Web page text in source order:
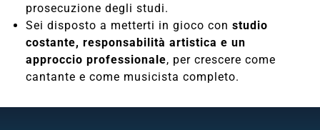
prosecuzione degli studi.
Sei disposto a metterti in gioco con studio
costante, responsabilità artistica e un
approccio professionale, per crescere come
cantante e come musicista completo.